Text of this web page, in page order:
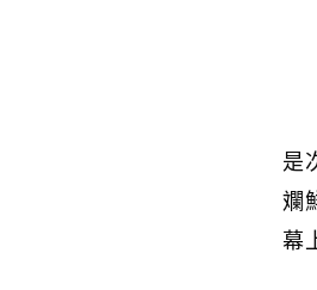
是
斕
幕